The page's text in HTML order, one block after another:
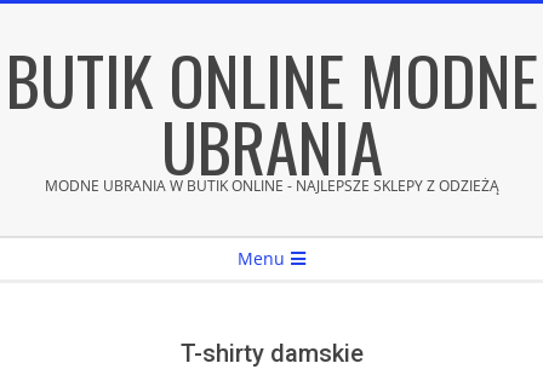
content
BUTIK ONLINE MODNE
UBRANIA
MODNE UBRANIA W BUTIK ONLINE - NAJLEPSZE SKLEPY Z ODZIEŻĄ
Menu
T-shirty damskie